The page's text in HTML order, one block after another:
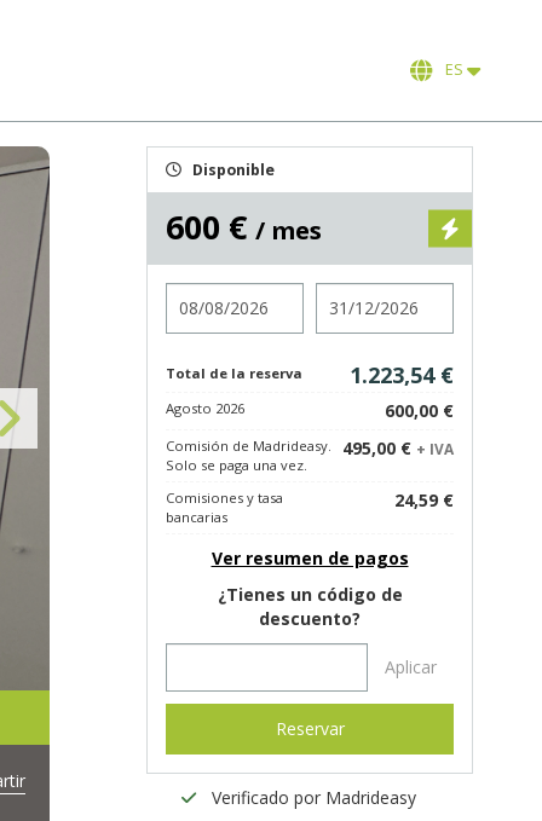
ES
Disponible
600 € / mes
Total de la reserva 1.223,54 €
Agosto 2026 600,00 €
Comisión de Madrideasy.
Solo se paga una vez.
495,00 € + IVA
Comisiones y tasa
bancarias
24,59 €
Ver resumen de pagos
¿Tienes un código de
descuento?
Aplicar
Reservar
Verificado por Madrideasy